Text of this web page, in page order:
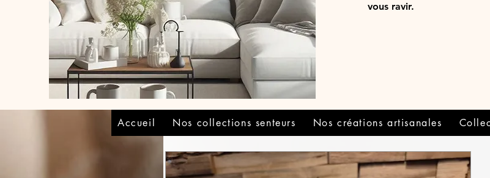
vous ravir.
Accueil Nos collections senteurs Nos créations artisanales